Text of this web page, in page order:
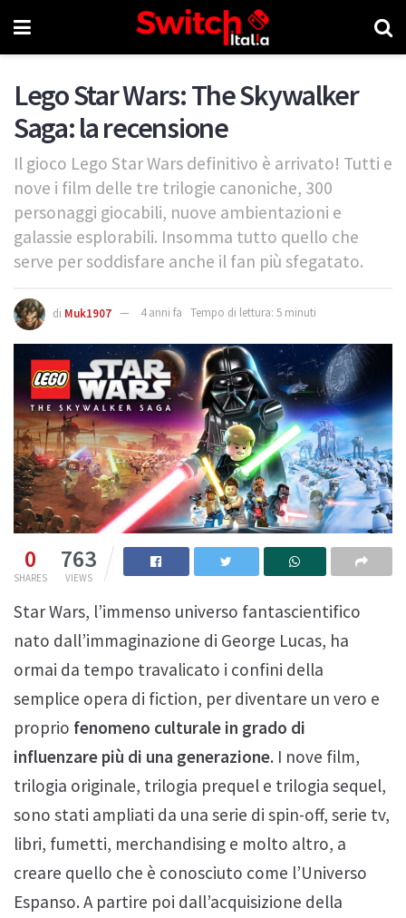
Lego Star Wars: The Skywalker
Saga: la recensione
Il gioco Lego Star Wars definitivo è arrivato! Tutti e
nove i film delle tre trilogie canoniche, 300
personaggi giocabili, nuove ambientazioni e
galassie esplorabili. Insomma tutto quello che
serve per soddisfare anche il fan più sfegatato.
di Muk1907 4 anni fa Tempo di lettura: 5 minuti
0
SHARES
763
VIEWS
Star Wars, l’immenso universo fantascientifico
nato dall’immaginazione di George Lucas, ha
ormai da tempo travalicato i confini della
semplice opera di fiction, per diventare un vero e
proprio fenomeno culturale in grado di
influenzare più di una generazione. I nove film,
trilogia originale, trilogia prequel e trilogia sequel,
sono stati ampliati da una serie di spin-off, serie tv,
libri, fumetti, merchandising e molto altro, a
creare quello che è conosciuto come l’Universo
Espanso. A partire poi dall’acquisizione della